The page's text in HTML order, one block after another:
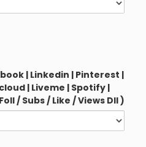
| Linkedin | Pinterest |
| Liveme | Spotify |
/ Subs / Like / Views Dll )